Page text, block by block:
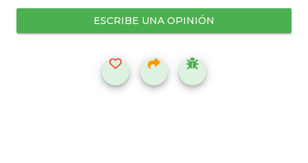
ESCRIBE UNA OPINIÓN